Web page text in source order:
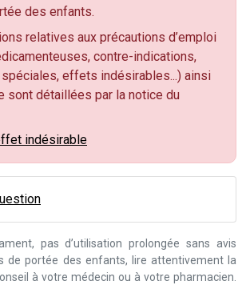
des enfants.
relatives aux précautions d’emploi
contre-indications,
effets indésirables...) ainsi
sont détaillées par la notice du
indésirable
pas d’utilisation prolongée sans avis
de portée des enfants, lire attentivement la
à votre médecin ou à votre pharmacien.